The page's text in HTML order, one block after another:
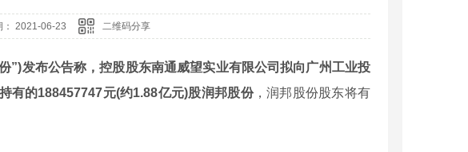
： 2021-06-23 二维码分享
”)发布公告称，控股股东南通威望实业有限公司拟向广州工业投
有的188457747元(约1.88亿元)股润邦股份，润邦股份股东将有